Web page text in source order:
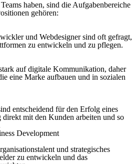
haben, sind die Aufgabenbereiche
gehören:
und Webdesigner sind oft gefragt,
zu entwickeln und zu pflegen.
auf digitale Kommunikation, daher
eine Marke aufbauen und in sozialen
entscheidend für den Erfolg eines
mit den Kunden arbeiten und so
Development
und strategisches
zu entwickeln und das